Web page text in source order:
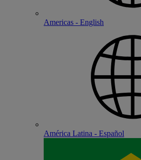
Americas - English
América Latina - Español